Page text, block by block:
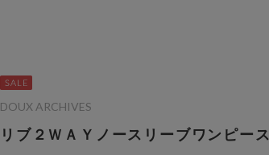
リブ２ＷＡＹノースリーブワンピース
DOUX ARCHIVES